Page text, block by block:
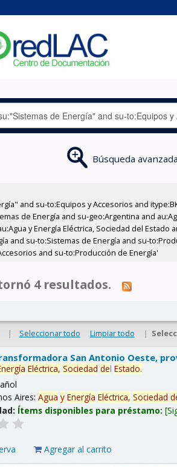
Búsqueda avanzada
and su-to:Equipos y Accesorios and
de Energía and su-geo:Argentina and
y Energía Eléctrica, Sociedad del
and su-to:Sistemas de Energía and su-
and su-to:Producción de Energía'
4 resultados.
| Seleccionar todo Limpiar todo |
San Antonio Oeste,
Eléctrica, Sociedad delEstado.
Aires:Agua y Energía Eléctrica, Sociedad
Ítems disponibles para préstamo:
Agregar al carrito